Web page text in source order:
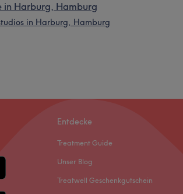
in Harburg, Hamburg
in Harburg, Hamburg
Entdecke
Treatment Guide
Unser Blog
Treatwell Geschenkgutschein